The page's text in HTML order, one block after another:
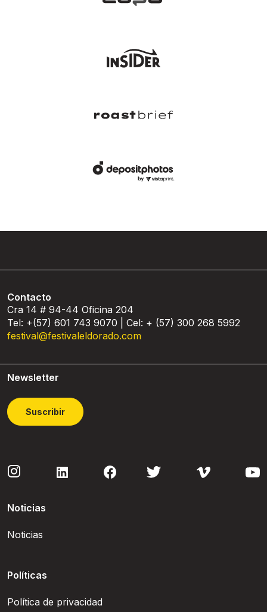
Contacto
Cra 14 # 94-44 Oficina 204
Tel: +(57) 601 743 9070 | Cel: + (57) 300 268 5992
festival@festivaleldorado.com
Newsletter
Suscribir
Noticias
Noticias
Políticas
Política de privacidad